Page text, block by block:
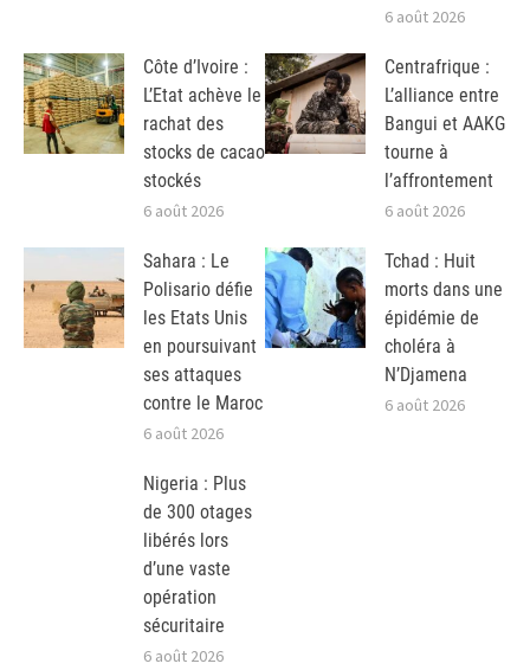
6 août 2026
Côte d’Ivoire :
L’Etat achève le
rachat des
stocks de cacao
stockés
6 août 2026
Centrafrique :
L’alliance entre
Bangui et AAKG
tourne à
l’affrontement
6 août 2026
Sahara : Le
Polisario défie
les Etats Unis
en poursuivant
ses attaques
contre le Maroc
6 août 2026
Tchad : Huit
morts dans une
épidémie de
choléra à
N’Djamena
6 août 2026
Nigeria : Plus
de 300 otages
libérés lors
d’une vaste
opération
sécuritaire
6 août 2026